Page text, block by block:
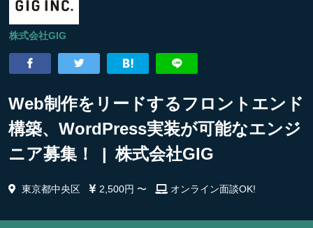
株式会社GIG
Web制作をリードするフロントエンド
構築、WordPress実装が可能なエンジ
ニア募集！ | 株式会社GIG
東京都中央区 2,500円 〜 オンライン面談OK!